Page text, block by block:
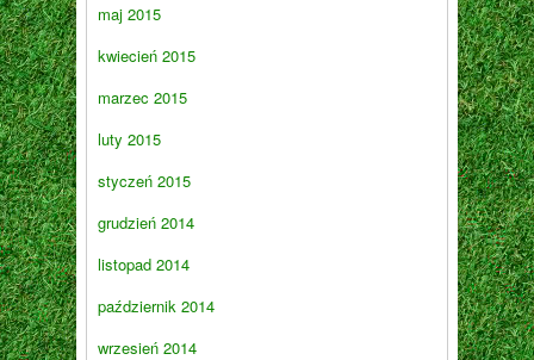
maj 2015
kwiecień 2015
marzec 2015
luty 2015
styczeń 2015
grudzień 2014
listopad 2014
październik 2014
wrzesień 2014